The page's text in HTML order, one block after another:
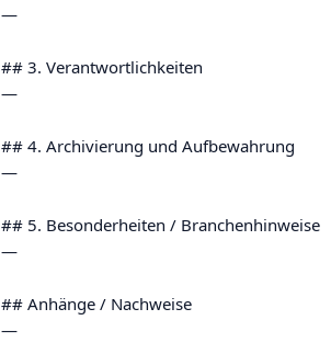
—
## 3. Verantwortlichkeiten
—
## 4. Archivierung und Aufbewahrung
—
## 5. Besonderheiten / Branchenhinweise
—
## Anhänge / Nachweise
—